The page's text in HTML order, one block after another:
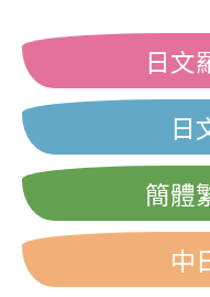
日文
日
簡體
中